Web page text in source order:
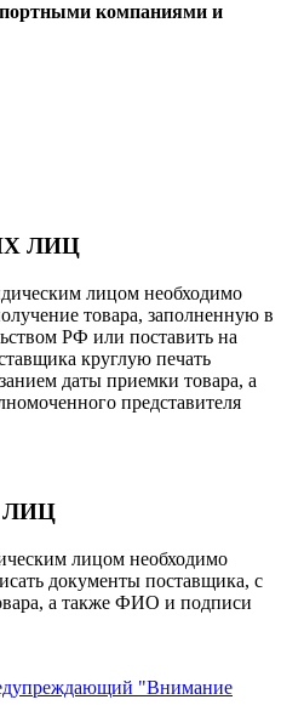
компаниями и
ЛИЦ
лицом необходимо
товара, заполненную в
РФ или поставить на
круглую печать
даты приемки товара, а
представителя
ЛИЦ
лицом необходимо
документы поставщика, с
а также ФИО и подписи
"Внимание